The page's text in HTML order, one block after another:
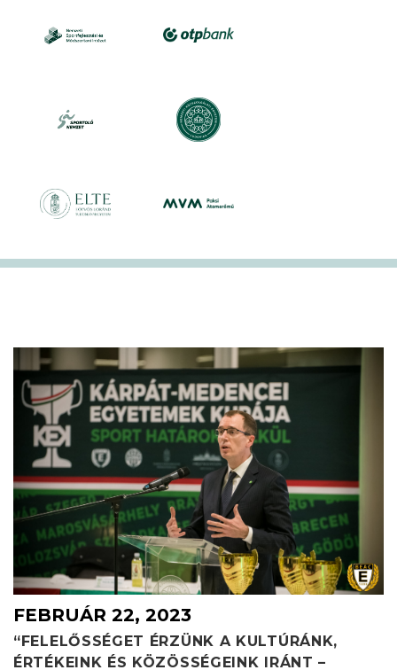
FEBRUÁR 22, 2023
“FELELŐSSÉGET ÉRZÜNK A KULTÚRÁNK,
ÉRTÉKEINK ÉS KÖZÖSSÉGEINK IRÁNT –